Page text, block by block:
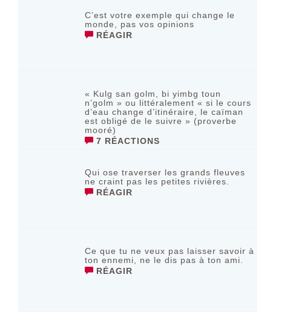
C’est votre exemple qui change le
monde, pas vos opinions
RÉAGIR
« Kulg san golm, bi yimbg toun
n’golm » ou littéralement « si le cours
d’eau change d’itinéraire, le caïman
est obligé de le suivre » (proverbe
mooré)
7 RÉACTIONS
Qui ose traverser les grands fleuves
ne craint pas les petites rivières.
RÉAGIR
Ce que tu ne veux pas laisser savoir à
ton ennemi, ne le dis pas à ton ami.
RÉAGIR